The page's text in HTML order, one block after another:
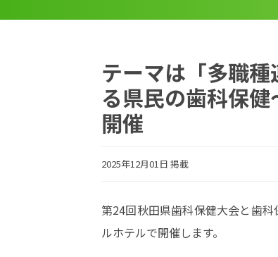
テーマは「多職
る県民の歯科保
開催
2025年12月01日 掲載
第24回秋田県歯科保健大会と歯
ルホテルで開催します。